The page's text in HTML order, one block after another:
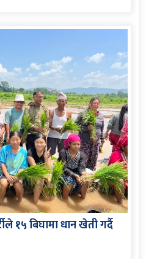
१५ बिघामा धान खेती गर्दै